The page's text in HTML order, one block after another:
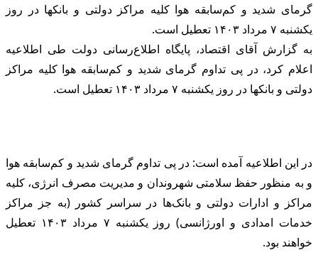
گرمای شدید و کم‌سابقه هوا کلیه مراکز دولتی و بانکها در روز
یکشنبه ۷ مرداد ۱۴۰۳ تعطیل است.
به گزارش آقای اقتصاد، پایگاه اطلاع‌رسانی دولت طی اطلاعیه
اعلام کرد، در پی تداوم گرمای شدید و کم‌سابقه هوا کلیه مراکز
دولتی و بانکها در روز یکشنبه ۷ مرداد ۱۴۰۳ تعطیل است.
در این اطلاعیه آمده است: در پی تداوم گرمای شدید و کم‌سابقه هوا
و به منظور حفظ سلامتی شهروندان و مدیریت مصرف انرژی، کلیه
مراکز و ادارات دولتی و بانک‌ها در سراسر کشور (به جز مراکز
خدمات امدادی و اورژانسی) روز یکشنبه ۷ مرداد ۱۴۰۳ تعطیل
خواهند بود.